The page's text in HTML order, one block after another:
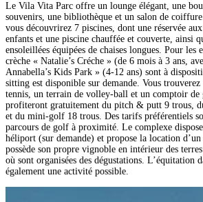
Le Vila Vita Parc offre un lounge élégant, une
souvenirs, une bibliothèque et un salon de
vous découvrirez 7 piscines, dont une réservée
enfants et une piscine chauffée et couverte, ainsi
ensoleillées équipées de chaises longues. Pour
crèche « Natalie’s Créche » (de 6 mois à 3 ans,
Annabella’s Kids Park » (4-12 ans) sont à
sitting est disponible sur demande. Vous
tennis, un terrain de volley-ball et un comptoir
profiteront gratuitement du pitch & putt 9 trous,
et du mini-golf 18 trous. Des tarifs préférentiels
parcours de golf à proximité. Le complexe
héliport (sur demande) et propose la location
possède son propre vignoble en intérieur des
où sont organisées des dégustations. L’équitation
également une activité possible.